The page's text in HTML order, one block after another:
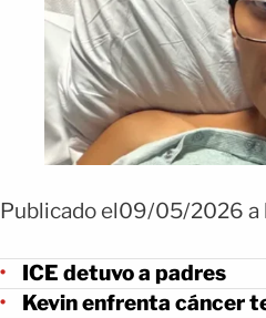
Publicado el09/05/2026 a
ICE detuvo a padres
Kevin enfrenta cáncer